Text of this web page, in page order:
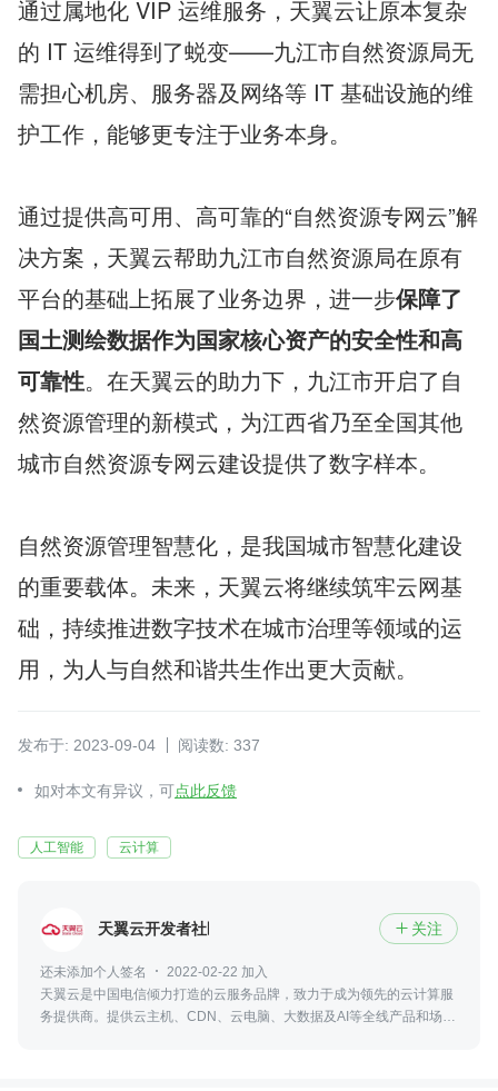
通过属地化 VIP 运维服务，天翼云让原本复杂
的 IT 运维得到了蜕变——九江市自然资源局无
需担心机房、服务器及网络等 IT 基础设施的维
护工作，能够更专注于业务本身。
通过提供高可用、高可靠的“自然资源专网云”解
决方案，天翼云帮助九江市自然资源局在原有
平台的基础上拓展了业务边界，进一步保障了
国土测绘数据作为国家核心资产的安全性和高
可靠性。在天翼云的助力下，九江市开启了自
然资源管理的新模式，为江西省乃至全国其他
城市自然资源专网云建设提供了数字样本。
自然资源管理智慧化，是我国城市智慧化建设
的重要载体。未来，天翼云将继续筑牢云网基
础，持续推进数字技术在城市治理等领域的运
用，为人与自然和谐共生作出更大贡献。
发布于: 2023-09-04 阅读数: 337
如对本文有异议，可点此反馈
人工智能 云计算
天翼云开发者社区  关注
还未添加个人签名
2022-02-22 加入
天翼云是中国电信倾力打造的云服务品牌，致力于成为领先的云计算服
务提供商。提供云主机、CDN、云电脑、大数据及AI等全线产品和场景